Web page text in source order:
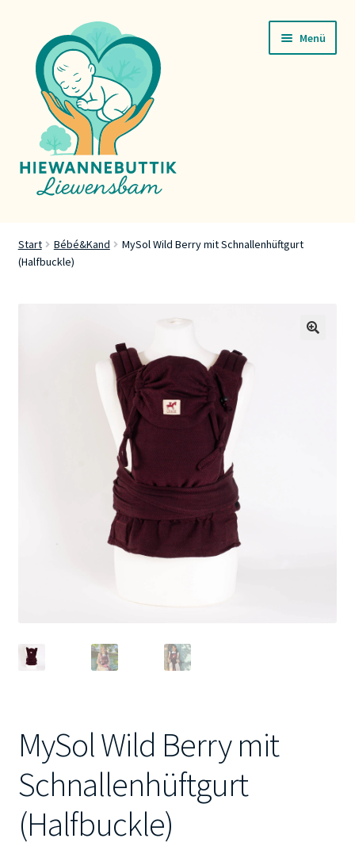
Navigation
springen
Inhalt
springen
Menü
Servicer
Start Bébé&Kand
MySol Wild Berry mit Schnallenhüftgurt
(Halfbuckle)
MySol Wild Berry mit
Schnallenhüftgurt
(Halfbuckle)